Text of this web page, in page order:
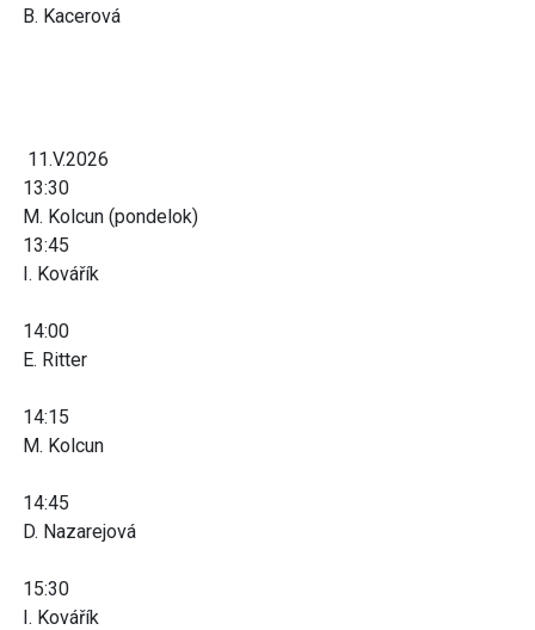
B. Kacerová
11.V.2026
13:30
M. Kolcun (pondelok)
13:45
I. Kovářík
14:00
E. Ritter
14:15
M. Kolcun
14:45
D. Nazarejová
15:30
I. Kovářík